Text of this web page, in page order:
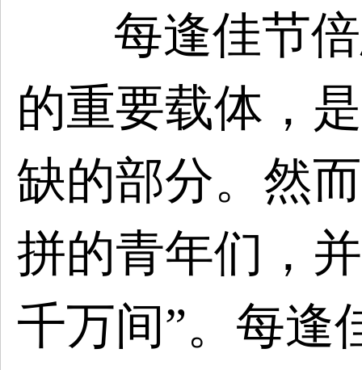
每逢佳节
的重要载体，
缺的部分。然
拼的青年们，
千万间”。每逢